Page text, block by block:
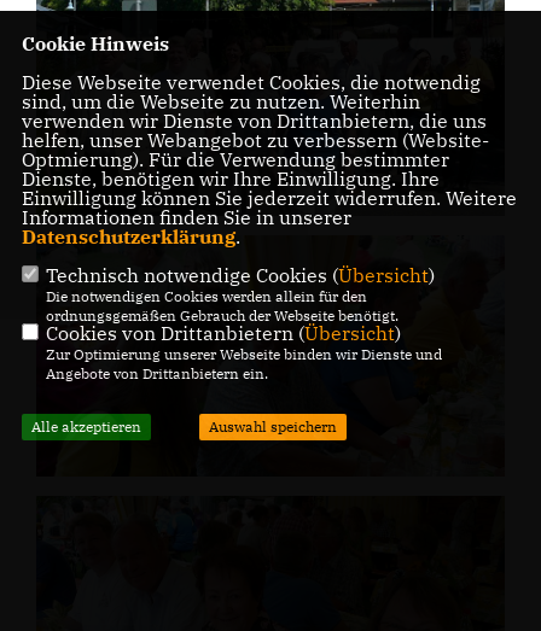
Cookie Hinweis
Diese Webseite verwendet Cookies, die notwendig
sind, um die Webseite zu nutzen. Weiterhin
verwenden wir Dienste von Drittanbietern, die uns
helfen, unser Webangebot zu verbessern (Website-
Optmierung). Für die Verwendung bestimmter
Dienste, benötigen wir Ihre Einwilligung. Ihre
Einwilligung können Sie jederzeit widerrufen. Weitere
Informationen finden Sie in unserer
Datenschutzerklärung.
Technisch notwendige Cookies (Übersicht)
Die notwendigen Cookies werden allein für den
ordnungsgemäßen Gebrauch der Webseite benötigt.
Cookies von Drittanbietern (Übersicht)
Zur Optimierung unserer Webseite binden wir Dienste und
Angebote von Drittanbietern ein.
Alle akzeptieren Auswahl speichern